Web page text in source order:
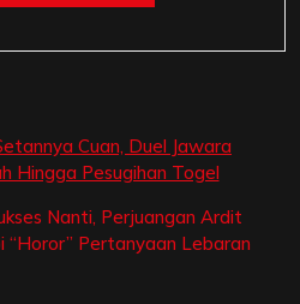
Cuan, Duel Jawara
Hingga Pesugihan Togel
Nanti, Perjuangan Ardit
“Horor” Pertanyaan Lebaran